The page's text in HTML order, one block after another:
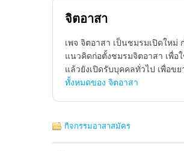
จิตอาสา
เพจ จิตอาสา เป็นชมรมเปิดให
แนวคิดก่อตั้งชมรมจิตอาสา เพื่อ
แล้วยังเปิดรับบุคคลทั่วไป เพื่อข
ทั้งหมดของ จิตอาสา
กิจกรรมอาสาสมัคร